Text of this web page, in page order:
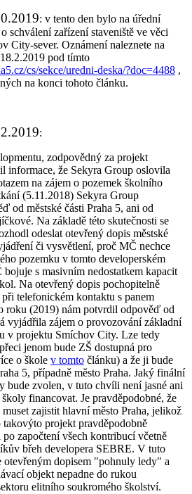
: v tento den bylo na úřední
schválení zařízení staveniště ve věci
City-sever. Oznámení naleznete na
pod tímto
cs/sekce/uredni-deska/?doc=4488 ,
na konci tohoto článku.
:
zodpovědný za projekt
informace, že Sekyra Group oslovila
na zájem o pozemek školního
(5.11.2018) Sekyra Group
od městské části Praha 5, ani od
Na základě této skutečnosti se
odeslat otevřený dopis městské
či vysvětlení, proč MČ nechce
pozemku v tomto developerském
s masivním nedostatkem kapacit
Na otevřený dopis pochopitelně
telefonickém kontaktu s panem
roku (2019) nám potvrdil odpověď od
vyjádřila zájem o provozování základní
v projektu Smíchov City. Lze tedy
jenom bude ZŠ dostupná pro
o škole v tomto článku) a že ji bude
5, případně město Praha. Jaký finální
bude zvolen, v tuto chvíli není jasné ani
financovat. Je pravděpodobné, že
zajistit hlavní město Praha, jelikož
takovýto projekt pravděpodobně
započtení všech kontribucí včetně
břeh developera SEBRE. V tuto
otevřeným dopisem "pohnuly ledy" a
objekt nepadne do rukou
elitního soukromého školství.